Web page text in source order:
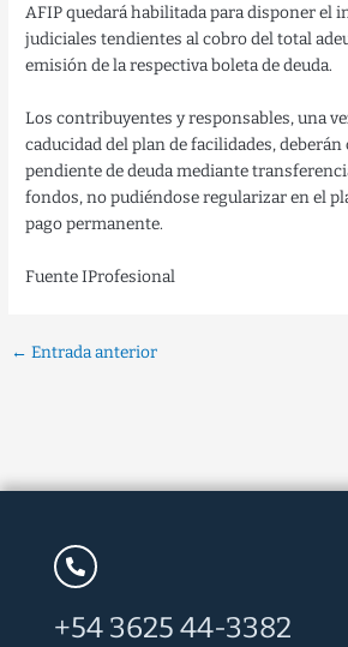
AFIP quedará habilitada para disponer el
judiciales tendientes al cobro del total
emisión de la respectiva boleta de deuda.
Los contribuyentes y responsables, una
caducidad del plan de facilidades, deberán
pendiente de deuda mediante
fondos, no pudiéndose regularizar en el
pago permanente.
Fuente IProfesional
← Entrada anterior
+54 3625 44-3382